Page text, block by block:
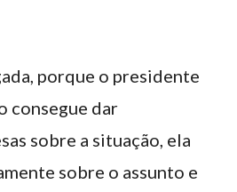
porque o presidente
consegue dar
sobre a situação, ela
sobre o assunto e